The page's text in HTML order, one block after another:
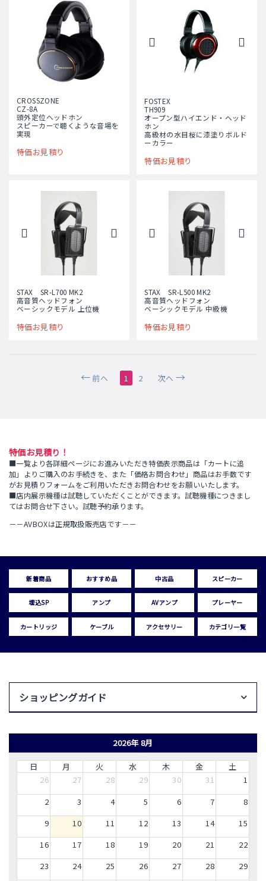
CROSSZONE
CZ-8A
頭外定位ヘッドホン
スピーカーで聴くような音場を
実現
特価お見積り
FOSTEX
TH909
オープン型ハイエンド・ヘッド
ホン
高級材の水目桜に漆塗りボルド
ーカラー
特価お見積り
STAX SR-L700 MK2
高音質ヘッドフォン
ベーシックモデル 上位機
特価お見積り
STAX SR-L500 MK2
高音質ヘッドフォン
ベーシックモデル 中級機
特価お見積り
前へ 1 2 次へ
特価お見積り！
■一覧より各詳細ページにお進みいただき特価表示商品は「カートに追
加」よりご購入のお手続きを、また「価格お問合わせ」商品はお手数です
がお見積りフォームをご利用いただきお問合わせをお願いいたします。
■店内展示機種は試聴していただくことができます。試聴機種につきまし
てはお問合せ下さい。試聴予約承ります。
－－AVBOXは正規取扱販売店です－－
新着商品 おすすめ品 中古品 スピーカー
埋込SP アンプ AVアンプ プレーヤー
カートリッジ ケーブル アクセサリー カテゴリ一覧
ショッピングガイド
2026年 8月
日 月 火 水 木 金
土
26
27 28 29 30 31
1
2
3 4 5 6 7
8
9
10 11 12 13 14
15
16
17 18 19 20 21
22
23
24 25 26 27 28
29